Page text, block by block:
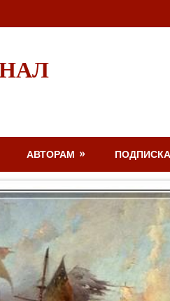
АВТОРАМ ПОДПИСКА